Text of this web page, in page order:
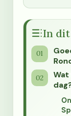
In
Wat